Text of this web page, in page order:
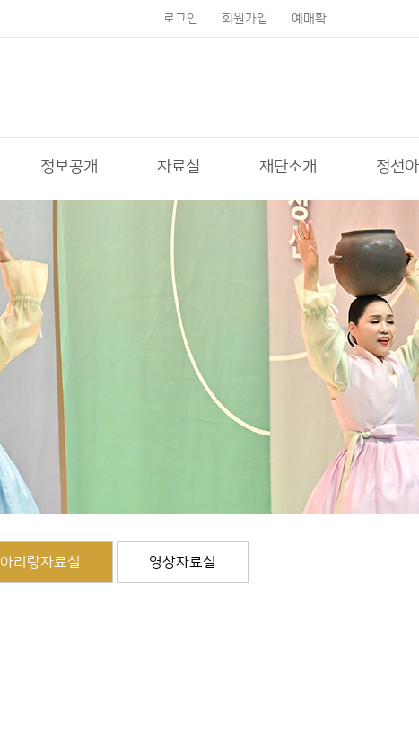
로그인 회원가입 예매확
정보공개 자료실 재단소개 정선
아리랑자료실 영상자료실